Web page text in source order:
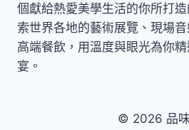
個獻給熱愛美學生活的你所打
索世界各地的藝術展覽、現場
高端餐飲，用溫度與眼光為你
宴。
© 2026 品